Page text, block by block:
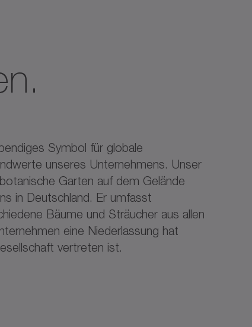
Symbol für globale
unseres Unternehmens. Unser
Garten auf dem Gelände
in Deutschland. Er umfasst
Bäume und Sträucher aus allen
eine Niederlassung hat
vertreten ist.